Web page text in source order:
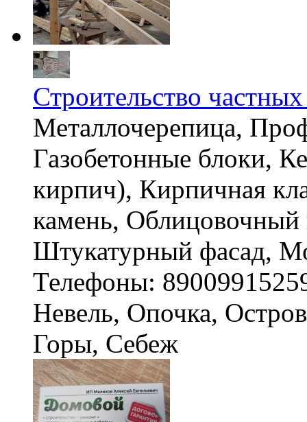
Строительство
Металлочерепица,
Газобетонные блоки,
кирпич), Кирпичная
камень,
Штукатурный фасад,
Телефоны:
Невель, Опочка,
Горы, Себеж